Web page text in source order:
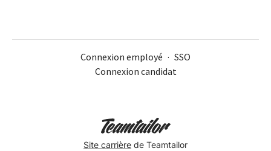
Connexion employé · SSO
Connexion candidat
Site carrière de Teamtailor